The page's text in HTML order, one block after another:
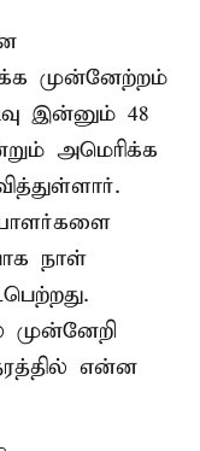
முன்னேற்றம்
இன்னும் 48
அமெரிக்க
நாள்
முன்னேறி
என்ன